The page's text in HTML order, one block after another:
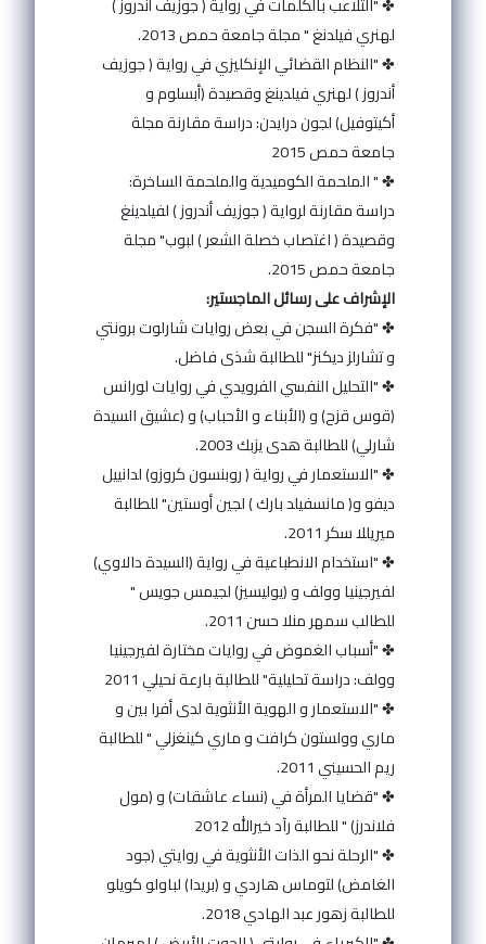
لهنري فيلدنغ " مجلة جامعة حمص 2013.
✤ "النظام القضائي الإنكليزي في رواية ( جوزيف
أندروز ) لهنري فيلدينغ وقصيدة (أبسلوم و
أكيتوفيل) لجون درايدن: دراسة مقارنة مجلة
جامعة حمص 2015
✤ " الملحمة الكوميدية والملحمة الساخرة:
دراسة مقارنة لرواية ( جوزيف أندروز ) لفيلدينغ
وقصيدة ( اغتصاب خصلة الشعر ) لبوب" مجلة
جامعة حمص 2015.
الإشراف على رسائل الماجستير:
✤ "فكرة السجن في بعض روايات شارلوت برونتي
و تشارلز ديكنز" للطالبة شذى فاضل.
✤ "التحليل النفسي الفرويدي في روايات لورانس
(قوس قزح) و (الأبناء و الأحباب) و (عشيق السيدة
شارلي) للطالبة هدى يزبك 2003.
✤ "الاستعمار في رواية ( روبنسون كروزو) لدانييل
ديفو و( مانسفيلد بارك ) لجين أوستين" للطالبة
ميريللا سكر 2011.
✤ "استخدام الانطباعية في رواية (السيدة دالاوي)
لفيرجينيا وولف و (يوليسيز) لجيمس جويس "
للطالب سمهر منلا حسن 2011.
✤ "أسباب الغموض في روايات مختارة لفيرجينيا
وولف: دراسة تحليلية" للطالبة بارعة نحيلي 2011
✤ "الاستعمار و الهوية الأنثوية لدى أفرا بين و
ماري وولستون كرافت و ماري كينغزلي " للطالبة
ريم الحسيني 2011.
✤ "قضايا المرأة في (نساء عاشقات) و (مول
فلاندرز) " للطالبة رآد خيرالله 2012
✤ "الرحلة نحو الذات الأنثوية في روايتي (جود
الغامض) لتوماس هاردي و (بريدا) لباولو كويلو
للطالبة زهور عبد الهادي 2018.